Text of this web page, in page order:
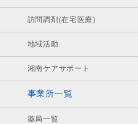
訪問調剤(在宅医療)
地域活動
湘南ケアサポート
事業所一覧
薬局一覧